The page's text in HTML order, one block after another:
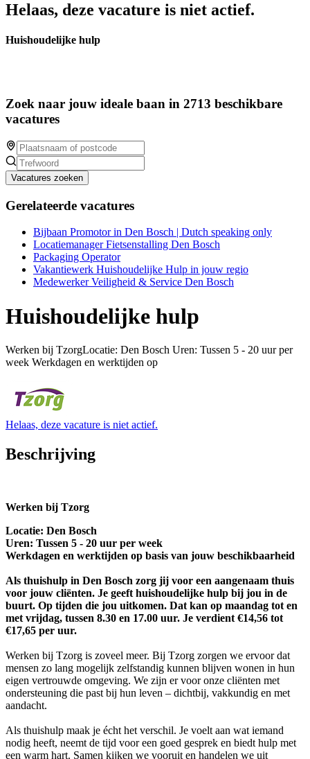
Helaas, deze vacature is niet actief.
Huishoudelijke hulp
Zoek naar jouw ideale baan in 2713 beschikbare
vacatures
Vacatures zoeken
Gerelateerde vacatures
Bijbaan Promotor in Den Bosch | Dutch speaking only
Locatiemanager Fietsenstalling Den Bosch
Packaging Operator
Vakantiewerk Huishoudelijke Hulp in jouw regio
Medewerker Veiligheid & Service Den Bosch
Huishoudelijke hulp
Werken bij TzorgLocatie: Den Bosch Uren: Tussen 5 - 20 uur per
week Werkdagen en werktijden op
Helaas, deze vacature is niet actief.
Beschrijving
Werken bij Tzorg
Locatie: Den Bosch
Uren: Tussen 5 - 20 uur per week
Werkdagen en werktijden op basis van jouw beschikbaarheid
Als thuishulp in Den Bosch zorg jij voor een aangenaam thuis
voor jouw cliënten. Je geeft huishoudelijke hulp bij jou in de
buurt. Op tijden die jou uitkomen. Dat kan op maandag tot en
met vrijdag, tussen 8.30 en 17.00 uur. Je verdient €14,56 tot
€17,65 per uur.
Werken bij Tzorg is zoveel meer. Bij Tzorg zorgen we ervoor dat
mensen zo lang mogelijk zelfstandig kunnen blijven wonen in hun
eigen vertrouwde omgeving. We zijn er voor onze cliënten met
ondersteuning die past bij hun leven – dichtbij, vakkundig en met
aandacht.
Als thuishulp maak je écht het verschil. Je voelt aan wat iemand
nodig heeft, neemt de tijd voor een goed gesprek en biedt hulp met
een warm hart. Samen kijken we vooruit en handelen we uit